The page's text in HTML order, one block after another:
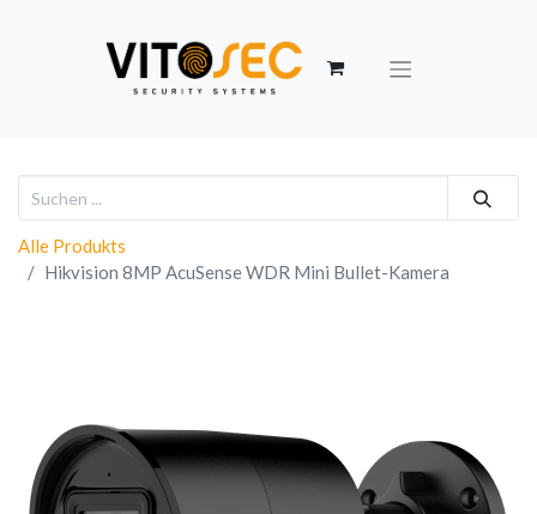
Alle Produkts
Hikvision 8MP AcuSense WDR Mini Bullet-Kamera